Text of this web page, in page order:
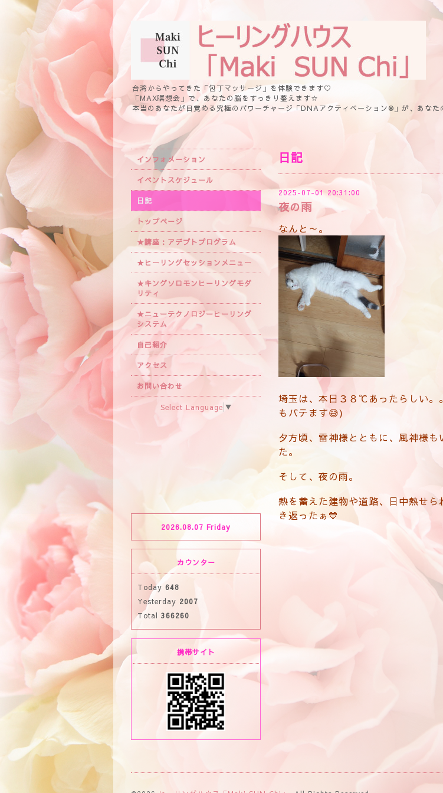
台湾からやってきた「包丁マッサージ」を体験できます♡
「MAX瞑想会」で、あなたの脳をすっきり整えます☆
本当のあなたが目覚める究極のパワーチャージ「DNAアクティベーション®」が、あなた
日記
2025-07-01 20:31:00
夜の雨
なんと～。
埼玉は、本日３８℃あったらしい。
もバテます😅)
夕方頃、雷神様とともに、風神様
た。
そして、夜の雨。
熱を蓄えた建物や道路、日中熱せ
き返ったぁ💙
インフォメーション
イベントスケジュール
日記
トップページ
★講座：アデプトプログラム
★ヒーリングセッションメニュー
★キングソロモンヒーリングモダ
リティ
★ニューテクノロジーヒーリング
システム
自己紹介
アクセス
お問い合わせ
Select Language ▼
2026.08.07 Friday
カウンター
Today 648
Yesterday 2007
Total 366260
携帯サイト